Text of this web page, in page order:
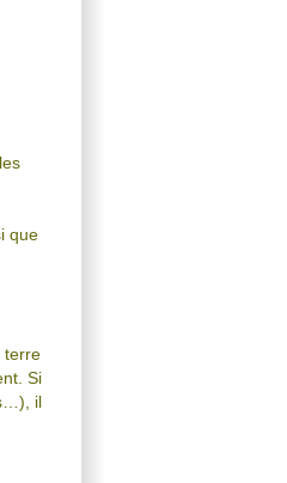
que
terre
Si
il